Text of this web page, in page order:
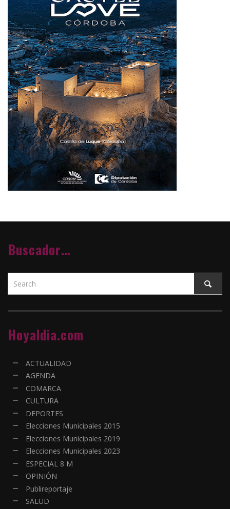
Buscador…
Hoyaldia.com
ACTUALIDAD
AGENDA
COMARCA
CULTURA
DEPORTES
Elecciones Municipales 2015
Elecciones Municipales 2019
Elecciones Municipales 2023
ESPECIAL 8 M
OPINIÓN
Publireportaje
SALUD